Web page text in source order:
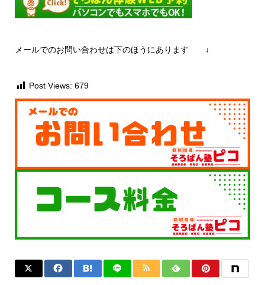
メールでのお問い合わせは下のほうにあります ↓
Post Views: 679